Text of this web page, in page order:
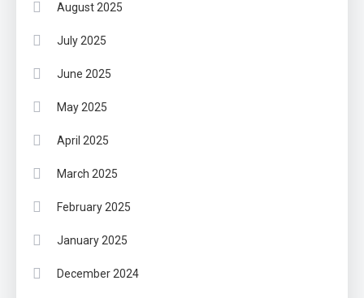
August 2025
July 2025
June 2025
May 2025
April 2025
March 2025
February 2025
January 2025
December 2024